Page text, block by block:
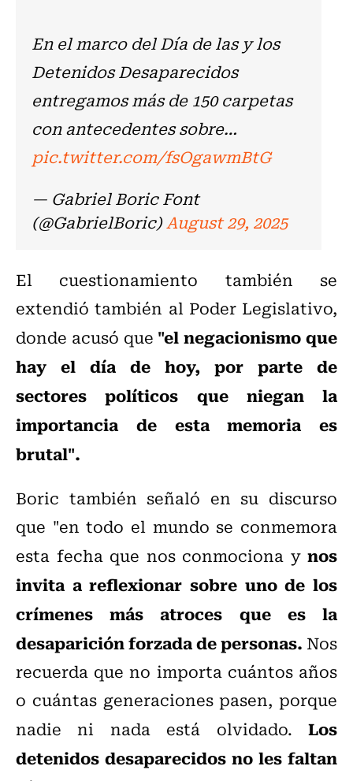
En el marco del Día de las y los
Detenidos Desaparecidos
entregamos más de 150 carpetas
con antecedentes sobre…
pic.twitter.com/fsOgawmBtG
— Gabriel Boric Font
(@GabrielBoric)August 29, 2025
El cuestionamiento también se
extendió también al Poder Legislativo,
donde acusó que "el negacionismo que
hay el día de hoy, por parte de
sectores políticos que niegan la
importancia de esta memoria es
brutal".
Boric también señaló en su discurso
que "en todo el mundo se conmemora
esta fecha que nos conmociona y nos
invita a reflexionar sobre uno de los
crímenes más atroces que es la
desaparición forzada de personas. Nos
recuerda que no importa cuántos años
o cuántas generaciones pasen, porque
nadie ni nada está olvidado. Los
detenidos desaparecidos no les faltan